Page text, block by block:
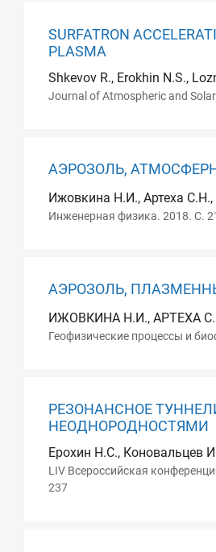
SURFATRON
PLASMA
Shkevov R., Erokhin N.S.,
Journal of Atmospheric and
АЭРОЗОЛЬ,
Ижовкина Н.И., Артеха
Инженерная физика. 2018. С.
АЭРОЗОЛЬ,
ИЖОВКИНА Н.И., АРТЕХА
Геофизические процессы и
РЕЗОНАНСНОЕ
НЕОДНОРОДНОСТЯМИ
Ерохин Н.С., Коновальцев
LIV Всероссийская
237